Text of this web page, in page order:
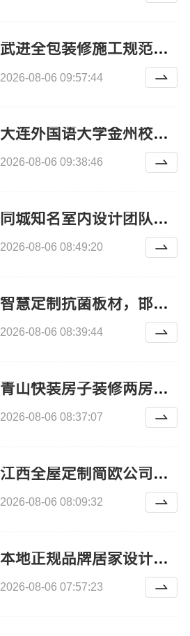
武进全包装修施工规范，常州宜居佳装饰工程有限公司全程托管
2026-08-06 09:57:44
大连外国语大学金州校区学校地址资讯推荐
2026-08-06 09:38:46
同城知名室内设计团队高端，嘉兴绿色之家建材科技有限公司
2026-08-06 08:49:20
智慧定制抗菌板材，邯郸至臻全宅新材料有限公司创新解决方案
2026-08-06 08:39:44
青山快装房子装修两房一厅-本地快装（湖北）科技有限公司
2026-08-06 08:37:07
江西全屋定制简欧公司，江西尚宅尚品新型环保材料有限公司
2026-08-06 08:09:32
本地正规品牌居家设计在线咨询-顶派全铝高端定制
2026-08-06 07:57:23